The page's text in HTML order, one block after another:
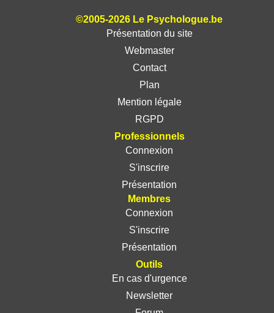
©2005-2026 Le Psychologue.be
Présentation du site
Webmaster
Contact
Plan
Mention légale
RGPD
Professionnels
Connexion
S'inscrire
Présentation
Membres
Connexion
S'inscrire
Présentation
Outils
En cas d'urgence
Newsletter